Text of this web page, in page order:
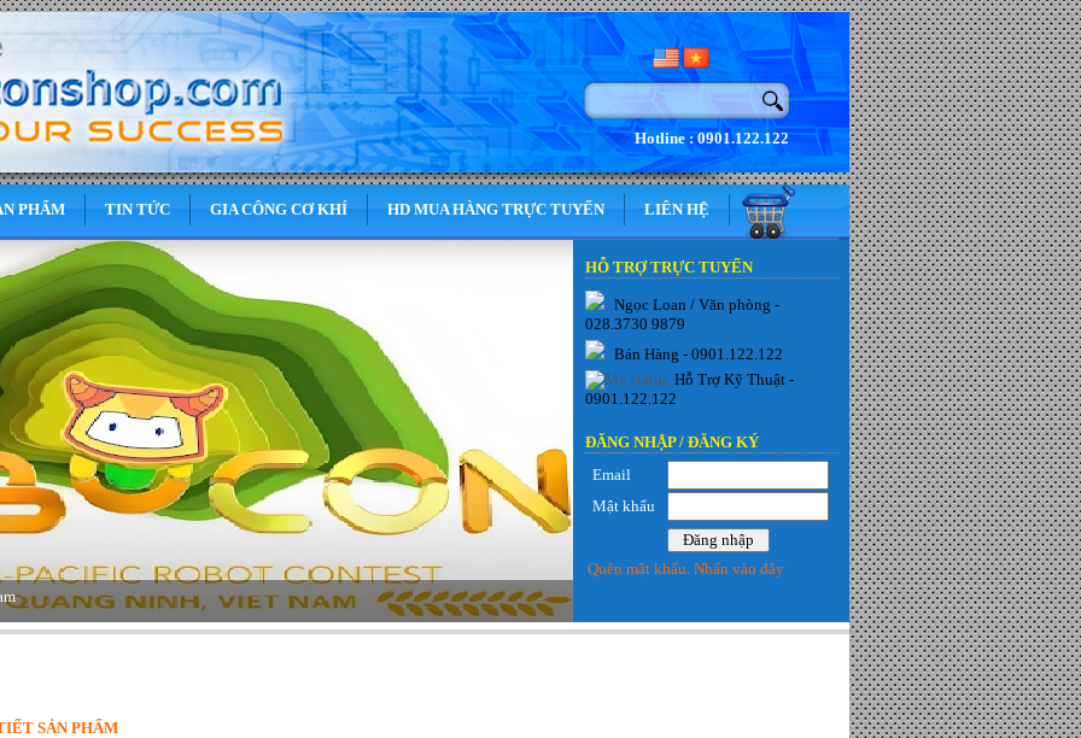
Hotline : 0901.122.122
PHẨM TIN TỨC GIA CÔNG CƠ KHÍ HD MUA HÀNG TRỰC TUYẾN LIÊN HỆ
HỖ TRỢ TRỰC TUYẾN
Ngọc Loan / Văn phòng -
028.3730 9879
Bán Hàng - 0901.122.122
Hỗ Trợ Kỹ Thuật -
0901.122.122
ĐĂNG NHẬP / ĐĂNG KÝ
Email
Mật khẩu
Quên mật khẩu. Nhấn vào đây
SẢN PHẨM